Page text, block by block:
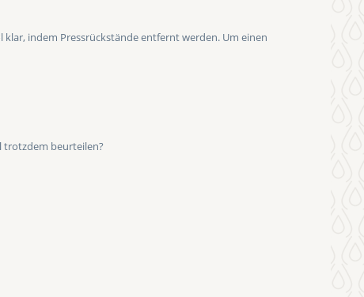
indem Pressrückstände entfernt werden. Um einen
trotzdem beurteilen?